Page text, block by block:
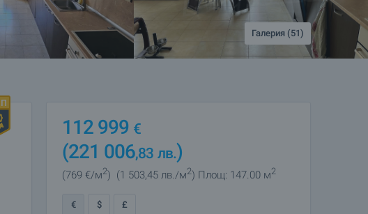
Галерия (51)
112 999 €
(221 006,83 лв.)
(769 €/м2) (1 503,45 лв./м2) Площ: 147.00 м2
€ $ £